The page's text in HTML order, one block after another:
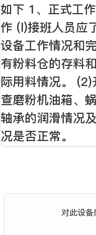
如下 1、正式工
作 (l)接班人员应
设备工作情况和
有粉料仓的存料
际用料情况。
查磨粉机油箱、
轴承的润滑情况
况是否正常。
对此设备